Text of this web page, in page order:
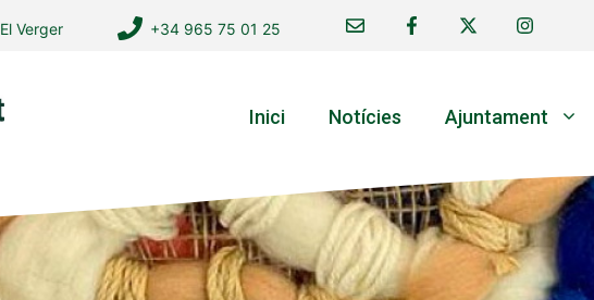
Verger +34 965 75 01 25
Inici Notícies Ajuntament